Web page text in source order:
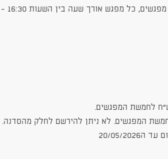
כל מפגש אורך שעה בין השעות 16:30 - 17:30
המפגשים. לא ניתן להירשם לחלק מהסדנה.
05/2026